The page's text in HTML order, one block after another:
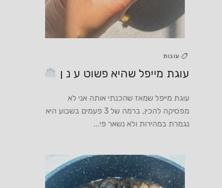
עוגות
עוגת מייפל שהיא פשוט ע נ ן
עוגת מייפל שמאז שהכנתי אותה אני לא
מפסיקה להכין, ברמה של 3 פעמים בשבוע היא
נגמרת במהירות ולא נשאר פי...